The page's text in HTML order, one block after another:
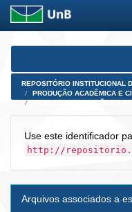
Skip
REPOSITÓRIO INSTITUCIONAL
PRODUÇÃO ACADÊMICA E
Use este identificador
http://
Arquivos associados a